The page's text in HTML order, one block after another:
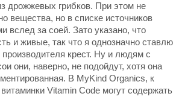
дрожжевых грибков. При этом не
вещества, но в списке источников
вслед за соей. Зато указано, что
и живые, так что я однозначно ставлю
производителя крест. Ну и людям с
они, наверно, не подойдут, хотя она
В MyKind Organics, к
Vitamin Code могут содержать